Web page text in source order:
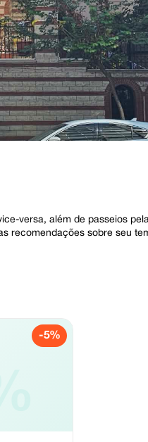
versa, além de passeios
recomendações sobre seu
-5%